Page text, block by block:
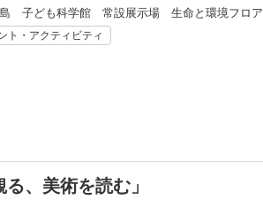
島 子ども科学館 常設展示場 生命と環境フロア
ト・アクティビティ
、美術を読む」